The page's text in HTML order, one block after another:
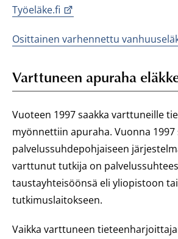
Työeläke.fi
Osittainen varhennettu
Varttuneen apuraha
Vuoteen 1997 saakka varttuneille
myönnettiin apuraha. Vuonna
palvelussuhdepohjaiseen
varttunut tutkija on
taustayhteisöönsä eli yliopistoon tai
tutkimuslaitokseen.
Vaikka varttuneen